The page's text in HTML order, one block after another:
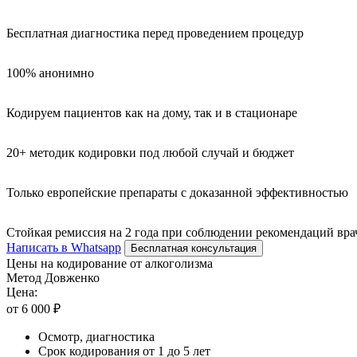
Бесплатная диагностика перед проведением процедур
100% анонимно
Кодируем пациентов как на дому, так и в стационаре
20+ методик кодировки под любой случай и бюджет
Только европейские препараты с доказанной эффективностью
Стойкая ремиссия на 2 года при соблюдении рекомендаций
Написать в Whatsapp
Бесплатная консультация
Цены на кодирование от алкоголизма
Метод Довженко
Цена:
от 6 000 ₽
Осмотр, диагностика
Срок кодирования от 1 до 5 лет